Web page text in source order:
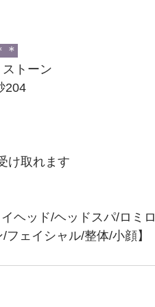
トーン
204
け取れます
ヘッド/ヘッドスパ/ロミ
ェイシャル/整体/小顔】